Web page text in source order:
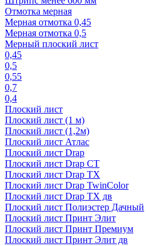
Отмотка мерная
Мерная отмотка 0,45
Мерная отмотка 0,5
Мерный плоский лист
0,45
0,5
0,55
0,7
0,4
Плоский лист
Плоский лист (1 м)
Плоский лист (1,2м)
Плоский лист Атлас
Плоский лист Drap
Плоский лист Drap СТ
Плоский лист Drap TX
Плоский лист Drap TwinColor
Плоский лист Drap ТХ дв
Плоский лист Полиэстер Дачный
Плоский лист Принт Элит
Плоский лист Принт Премиум
Плоский лист Принт Элит дв